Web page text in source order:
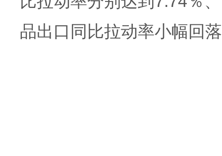
品出口同比拉动率小幅回